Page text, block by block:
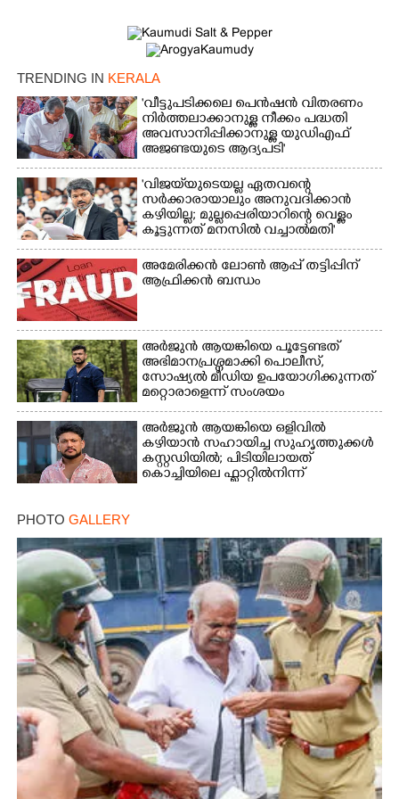
TRENDING IN KERALA
'വീട്ടുപടിക്കലെ പെൻഷൻ വിതരണം
നിർത്തലാക്കാനുള്ള നീക്കം പദ്ധതി
അവസാനിപ്പിക്കാനുള്ള യുഡിഎഫ്
അജണ്ടയുടെ ആദ്യപടി'
'വിജയ്‌യുടെയല്ല ഏതവന്റെ
സർക്കാരായാലും അനുവദിക്കാൻ
കഴിയില്ല; മുല്ലപ്പെരിയാറിന്റെ വെള്ളം
കൂട്ടുന്നത് മനസിൽ വച്ചാൽമതി'
അമേരിക്കൻ ലോൺ ആപ്പ് തട്ടിപ്പിന്
ആഫ്രിക്കൻ ബന്ധം
അർജുൻ ആയങ്കിയെ പൂട്ടേണ്ടത്
അഭിമാനപ്രശ്നമാക്കി പൊലീസ്,
സാേഷ്യൽ മീഡിയ ഉപയോഗിക്കുന്നത്
മറ്റൊരാളെന്ന് സംശയം
അർജുൻ ആയങ്കിയെ ഒളിവിൽ
കഴിയാൻ സഹായിച്ച സുഹൃത്തുക്കൾ
കസ്റ്റഡിയിൽ; പിടിയിലായത്
കൊച്ചിയിലെ ഫ്ലാറ്റിൽനിന്ന്
PHOTO GALLERY